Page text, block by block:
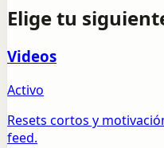
Elige tu
Videos
Activo
Resets cortos y
feed.